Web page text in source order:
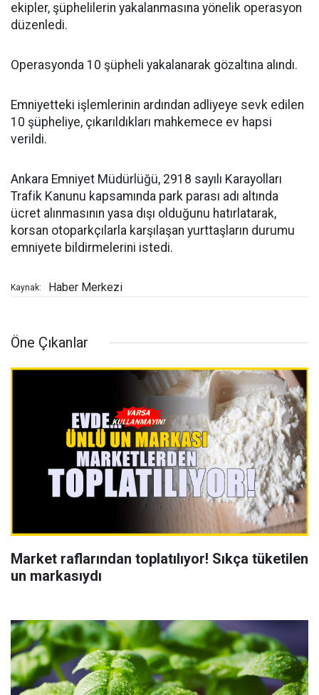
ekipler, şüphelilerin yakalanmasına yönelik operasyon
düzenledi.
Operasyonda 10 şüpheli yakalanarak gözaltına alındı.
Emniyetteki işlemlerinin ardından adliyeye sevk edilen
10 şüpheliye, çıkarıldıkları mahkemece ev hapsi
verildi.
Ankara Emniyet Müdürlüğü, 2918 sayılı Karayolları
Trafik Kanunu kapsamında park parası adı altında
ücret alınmasının yasa dışı olduğunu hatırlatarak,
korsan otoparkçılarla karşılaşan yurttaşların durumu
emniyete bildirmelerini istedi.
Kaynak: Haber Merkezi
Öne Çıkanlar
Market raflarından toplatılıyor! Sıkça tüketilen
un markasıydı